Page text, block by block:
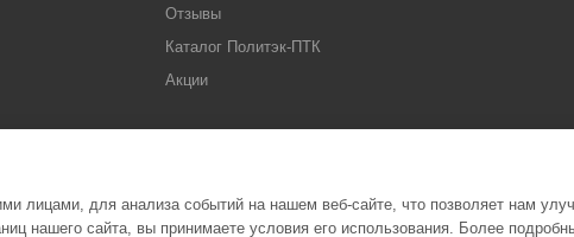
Отзывы
Каталог Политэк-ПТК
Акции
лицами, для анализа событий на нашем веб-сайте, что позволяет нам
нашего сайта, вы принимаете условия его использования. Более